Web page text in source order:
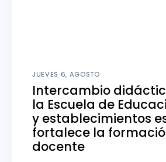
JUEVES 6, AGOSTO
Intercambio
la Escuela de
y establecimientos
fortalece la
docente